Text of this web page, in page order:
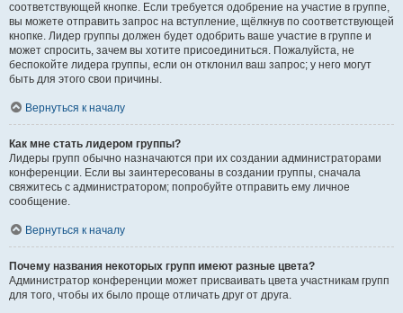
соответствующей кнопке. Если требуется одобрение на участие в группе,
вы можете отправить запрос на вступление, щёлкнув по соответствующей
кнопке. Лидер группы должен будет одобрить ваше участие в группе и
может спросить, зачем вы хотите присоединиться. Пожалуйста, не
беспокойте лидера группы, если он отклонил ваш запрос; у него могут
быть для этого свои причины.
Вернуться к началу
Как мне стать лидером группы?
Лидеры групп обычно назначаются при их создании администраторами
конференции. Если вы заинтересованы в создании группы, сначала
свяжитесь с администратором; попробуйте отправить ему личное
сообщение.
Вернуться к началу
Почему названия некоторых групп имеют разные цвета?
Администратор конференции может присваивать цвета участникам групп
для того, чтобы их было проще отличать друг от друга.